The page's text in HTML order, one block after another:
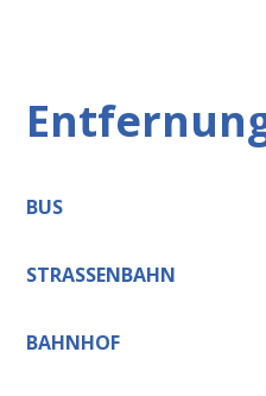
BUS
STRASSENBAHN
BAHNHOF